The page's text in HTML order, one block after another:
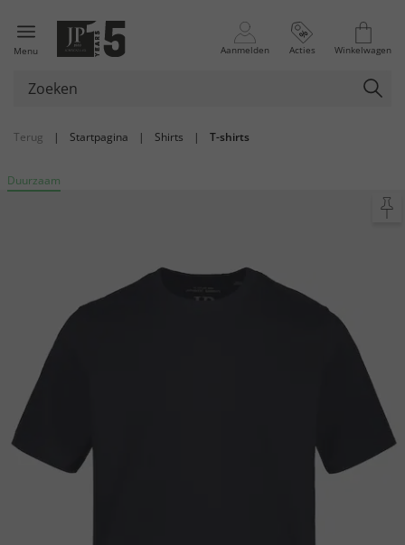
Menu Aanmelden Acties Winkelwagen
Terug | Startpagina | Shirts | T-shirts
Duurzaam